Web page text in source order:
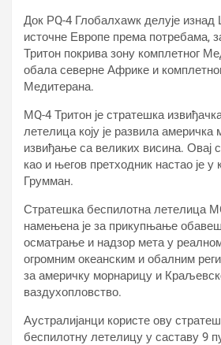
Док РQ-4 Глобалхаwк делује изнад
источне Европе према потребама,
Тритон покрива зону комплетног
обала северне Африке и
Медитерана.
МQ-4 Тритон је стратешка
летелица коју је развила америчка
извиђање са великих висина. Овај
као и његов претходник настао је у
Грумман.
Стратешка беспилотна летелица
намењена је за прикупњање
осматрање и надзор мета у
огромним океанским и обалним
за америчку морнарицу и
ваздухопловство.
Аустралијанци користе ову
беспилотну летелицу у саставу 9